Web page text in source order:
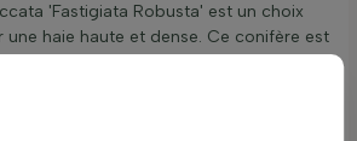
'Fastigiata Robusta' est un choix
haie haute et dense. Ce conifère est
températures allant de -17,8°C à